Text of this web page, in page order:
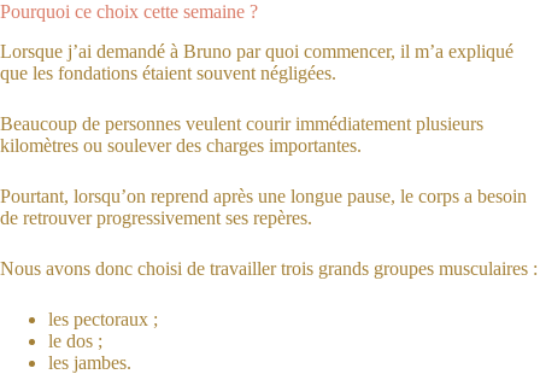
Pourquoi ce choix cette semaine ?
Lorsque j’ai demandé à Bruno par quoi commencer, il m’a expliqué
que les fondations étaient souvent négligées.
Beaucoup de personnes veulent courir immédiatement plusieurs
kilomètres ou soulever des charges importantes.
Pourtant, lorsqu’on reprend après une longue pause, le corps a besoin
de retrouver progressivement ses repères.
Nous avons donc choisi de travailler trois grands groupes musculaires :
les pectoraux ;
le dos ;
les jambes.